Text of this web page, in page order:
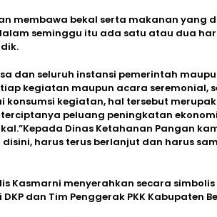
membawa bekal serta makanan yang
seminggu itu ada satu atau dua
dan seluruh instansi pemerintah
kegiatan maupun acara seremonial,
kegiatan, hal tersebut
peluang peningkatan
Dinas Ketahanan Pangan
harus terus berlanjut dan harus
Kasmarni menyerahkan secara
dan Tim Penggerak PKK Kabupaten